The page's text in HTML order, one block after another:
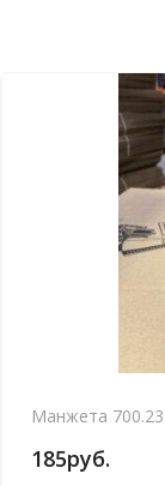
Манжета
185руб.